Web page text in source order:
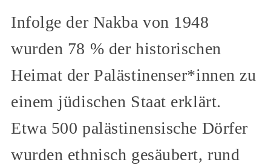
Infolge der Nakba von 1948
wurden 78 % der historischen
Heimat der Palästinenser*innen zu
einem jüdischen Staat erklärt.
Etwa 500 palästinensische Dörfer
wurden ethnisch gesäubert, rund